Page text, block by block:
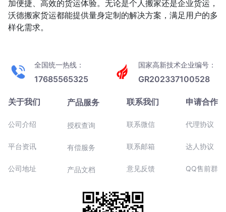
加便捷、高效的货运体验。无论是个人搬家还是企业货运，
沃德搬家货运都能提供量身定制的解决方案，满足用户的多
样化需求。
全国统一热线：
17685565325
国家高新技术企业编号：
GR202337100528
关于我们
公司介绍
平台资讯
公司地址
产品服务
授权查询
有偿服务
产品文档
联系我们
联系微信
联系邮箱
意见反馈
申请合作
代理协议
达人协议
QQ售前群